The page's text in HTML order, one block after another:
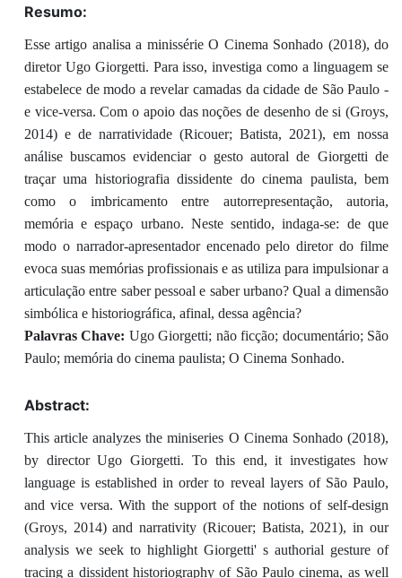
Resumo:
Esse artigo analisa a minissérie O Cinema Sonhado (2018), do
diretor Ugo Giorgetti. Para isso, investiga como a linguagem se
estabelece de modo a revelar camadas da cidade de São Paulo -
e vice-versa. Com o apoio das noções de desenho de si (Groys,
2014) e de narratividade (Ricouer; Batista, 2021), em nossa
análise buscamos evidenciar o gesto autoral de Giorgetti de
traçar uma historiografia dissidente do cinema paulista, bem
como o imbricamento entre autorrepresentação, autoria,
memória e espaço urbano. Neste sentido, indaga-se: de que
modo o narrador-apresentador encenado pelo diretor do filme
evoca suas memórias profissionais e as utiliza para impulsionar a
articulação entre saber pessoal e saber urbano? Qual a dimensão
simbólica e historiográfica, afinal, dessa agência?
Palavras Chave: Ugo Giorgetti; não ficção; documentário; São
Paulo; memória do cinema paulista; O Cinema Sonhado.
Abstract:
This article analyzes the miniseries O Cinema Sonhado (2018),
by director Ugo Giorgetti. To this end, it investigates how
language is established in order to reveal layers of São Paulo,
and vice versa. With the support of the notions of self-design
(Groys, 2014) and narrativity (Ricouer; Batista, 2021), in our
analysis we seek to highlight Giorgetti' s authorial gesture of
tracing a dissident historiography of São Paulo cinema, as well